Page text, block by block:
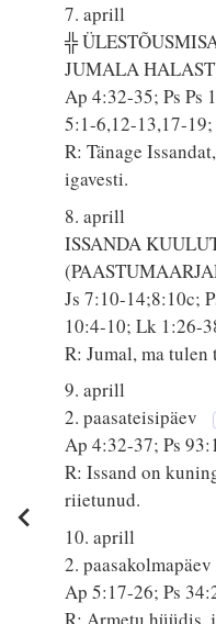
7. aprill
╬
JUMALA
Ap 4:32-35; Ps Ps
5:1-6,12-13,17-
R: Tänage
igavesti.
8. aprill
ISSANDA
Js 7:10-14;8:10c;
10:4-10; Lk 1:26-
R: Jumal, ma tulen
9. aprill
2. paasateisipäev
Ap 4:32-37; Ps
R: Issand on
riietunud.
10. aprill
2. paasakolmapäev
Ap 5:17-26; Ps
R: Armetu hüüdis,